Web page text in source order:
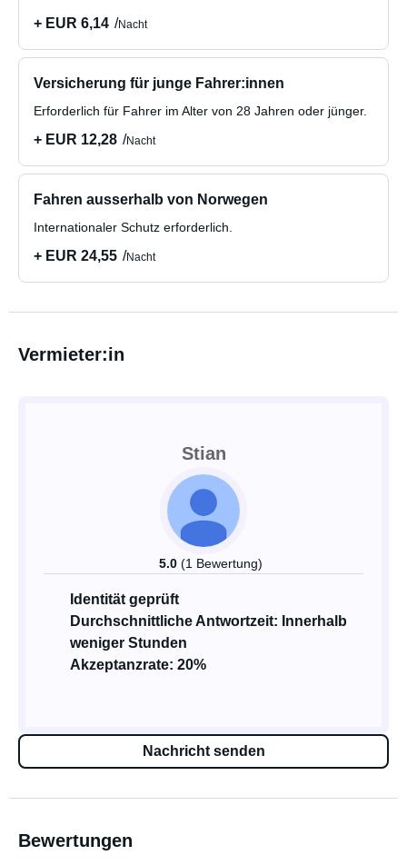
+ EUR 6,14 Nacht
Versicherung für junge Fahrer:innen
Erforderlich für Fahrer im Alter von 28 Jahren oder jünger.
+ EUR 12,28 Nacht
Fahren ausserhalb von Norwegen
Internationaler Schutz erforderlich.
+ EUR 24,55 Nacht
Vermieter:in
Stian
5.0 (1 Bewertung)
Identität geprüft
Durchschnittliche Antwortzeit: Innerhalb
weniger Stunden
Akzeptanzrate: 20%
Nachricht senden
Bewertungen